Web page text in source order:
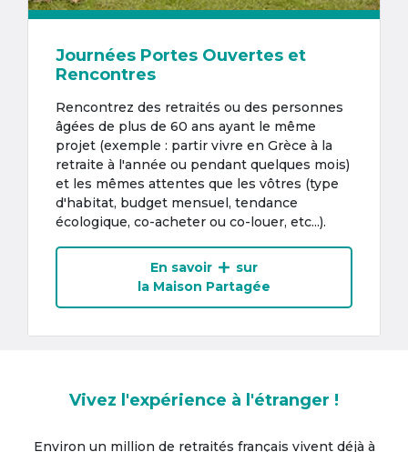
Journées Portes Ouvertes et
Rencontres
Rencontrez des retraités ou des personnes
âgées de plus de 60 ans ayant le même
projet (exemple : partir vivre en Grèce à la
retraite à l'année ou pendant quelques mois)
et les mêmes attentes que les vôtres (type
d'habitat, budget mensuel, tendance
écologique, co-acheter ou co-louer, etc...).
En savoir
sur
la Maison Partagée
Vivez l'expérience à l'étranger !
Environ un million de retraités français vivent déjà à